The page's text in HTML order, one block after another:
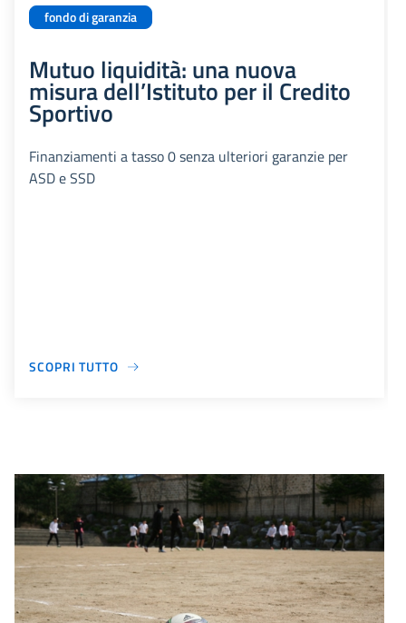
fondo di garanzia
Mutuo liquidità: una nuova
misura dell’Istituto per il Credito
Sportivo
Finanziamenti a tasso 0 senza ulteriori garanzie per
ASD e SSD
SCOPRI TUTTO